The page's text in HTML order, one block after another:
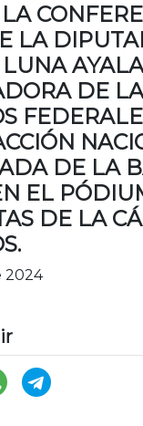
LA
DE
DE LA
EL
DE LA
2024